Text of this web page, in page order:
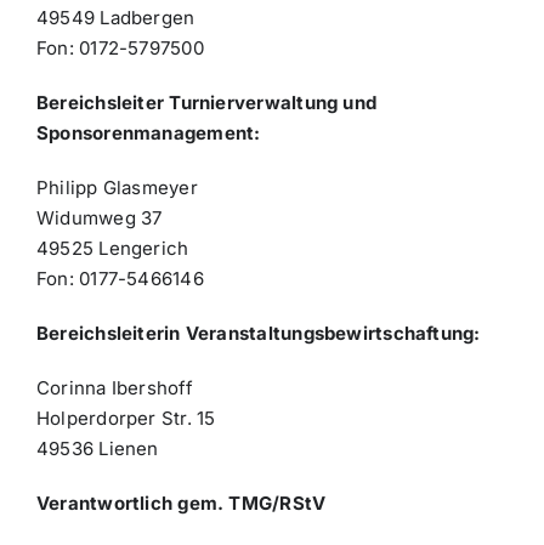
49549 Ladbergen
Fon: 0172-5797500
Bereichsleiter Turnierverwaltung und
Sponsorenmanagement:
Philipp Glasmeyer
Widumweg 37
49525 Lengerich
Fon: 0177-5466146
Bereichsleiterin Veranstaltungsbewirtschaftung:
Corinna Ibershoff
Holperdorper Str. 15
49536 Lienen
Verantwortlich gem. TMG/RStV